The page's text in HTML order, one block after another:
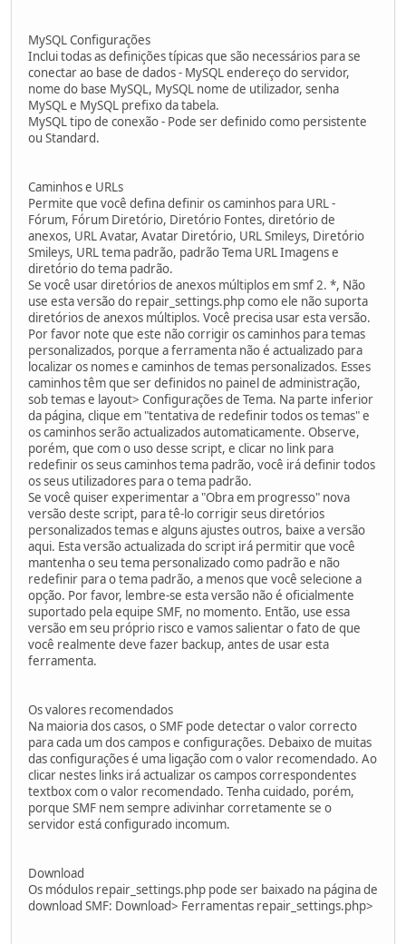
MySQL Configurações
Inclui todas as definições típicas que são necessários para se
conectar ao base de dados - MySQL endereço do servidor,
nome do base MySQL, MySQL nome de utilizador, senha
MySQL e MySQL prefixo da tabela.
MySQL tipo de conexão - Pode ser definido como persistente
ou Standard.
Caminhos e URLs
Permite que você defina definir os caminhos para URL -
Fórum, Fórum Diretório, Diretório Fontes, diretório de
anexos, URL Avatar, Avatar Diretório, URL Smileys, Diretório
Smileys, URL tema padrão, padrão Tema URL Imagens e
diretório do tema padrão.
Se você usar diretórios de anexos múltiplos em smf 2. *, Não
use esta versão do repair_settings.php como ele não suporta
diretórios de anexos múltiplos. Você precisa usar esta versão.
Por favor note que este não corrigir os caminhos para temas
personalizados, porque a ferramenta não é actualizado para
localizar os nomes e caminhos de temas personalizados. Esses
caminhos têm que ser definidos no painel de administração,
sob temas e layout> Configurações de Tema. Na parte inferior
da página, clique em "tentativa de redefinir todos os temas" e
os caminhos serão actualizados automaticamente. Observe,
porém, que com o uso desse script, e clicar no link para
redefinir os seus caminhos tema padrão, você irá definir todos
os seus utilizadores para o tema padrão.
Se você quiser experimentar a "Obra em progresso" nova
versão deste script, para tê-lo corrigir seus diretórios
personalizados temas e alguns ajustes outros, baixe a versão
aqui. Esta versão actualizada do script irá permitir que você
mantenha o seu tema personalizado como padrão e não
redefinir para o tema padrão, a menos que você selecione a
opção. Por favor, lembre-se esta versão não é oficialmente
suportado pela equipe SMF, no momento. Então, use essa
versão em seu próprio risco e vamos salientar o fato de que
você realmente deve fazer backup, antes de usar esta
ferramenta.
Os valores recomendados
Na maioria dos casos, o SMF pode detectar o valor correcto
para cada um dos campos e configurações. Debaixo de muitas
das configurações é uma ligação com o valor recomendado. Ao
clicar nestes links irá actualizar os campos correspondentes
textbox com o valor recomendado. Tenha cuidado, porém,
porque SMF nem sempre adivinhar corretamente se o
servidor está configurado incomum.
Download
Os módulos repair_settings.php pode ser baixado na página de
download SMF: Download> Ferramentas repair_settings.php>